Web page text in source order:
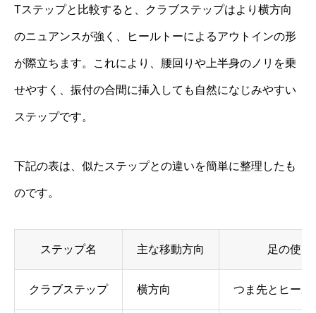
Tステップと比較すると、クラブステップはより横方向
のニュアンスが強く、ヒールトーによるアウトインの形
が際立ちます。これにより、腰回りや上半身のノリを乗
せやすく、振付の合間に挿入しても自然になじみやすい
ステップです。
下記の表は、似たステップとの違いを簡単に整理したも
のです。
ステップ名 主な移動方向 足の使い
クラブステップ 横方向 つま先とヒール